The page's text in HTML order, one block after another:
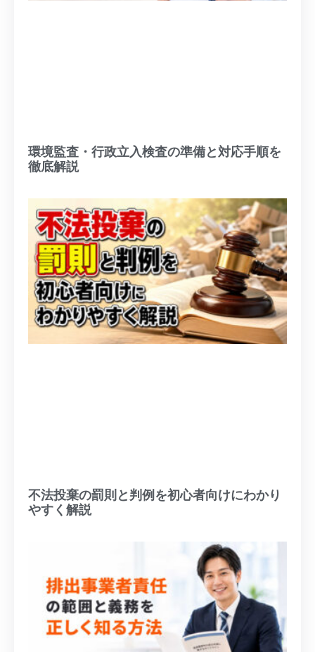
環境監査・行政立入検査の準備と対応手順を
徹底解説
不法投棄の罰則と判例を初心者向けにわかり
やすく解説